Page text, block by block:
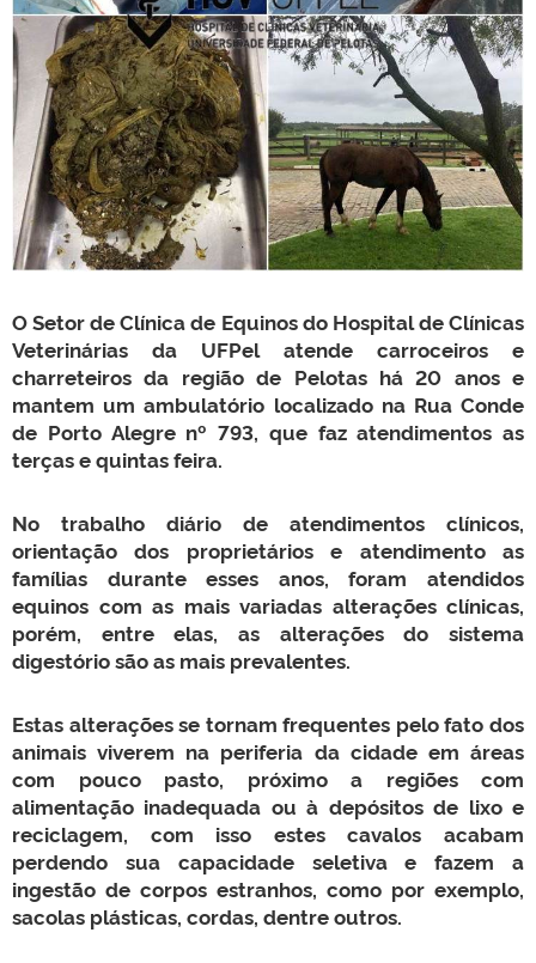
O Setor de Clínica de Equinos do Hospital de Clínicas
Veterinárias da UFPel atende carroceiros e
charreteiros da região de Pelotas há 20 anos e
mantem um ambulatório localizado na Rua Conde
de Porto Alegre nº 793, que faz atendimentos as
terças e quintas feira.
No trabalho diário de atendimentos clínicos,
orientação dos proprietários e atendimento as
famílias durante esses anos, foram atendidos
equinos com as mais variadas alterações clínicas,
porém, entre elas, as alterações do sistema
digestório são as mais prevalentes.
Estas alterações se tornam frequentes pelo fato dos
animais viverem na periferia da cidade em áreas
com pouco pasto, próximo a regiões com
alimentação inadequada ou à depósitos de lixo e
reciclagem, com isso estes cavalos acabam
perdendo sua capacidade seletiva e fazem a
ingestão de corpos estranhos, como por exemplo,
sacolas plásticas, cordas, dentre outros.